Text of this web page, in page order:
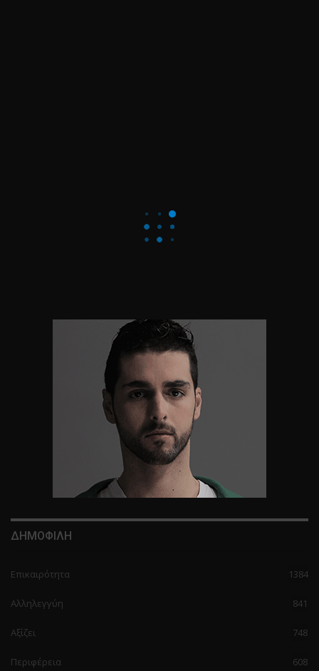
ΔΗΜΟΦΙΛΗ
Επικαιρότητα 1384
Αλληλεγγύη 841
Αξίζει 748
Περιφέρεια 608